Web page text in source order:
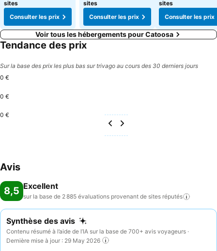
sites
Consulter les prix
sites
Consulter les prix
sites
Consulter les prix
Voir tous les hébergements pour Catoosa
Tendance des prix
Sur la base des prix les plus bas sur trivago au cours des 30 derniers jours
0 €
0 €
0 €
Avis
8,5 Excellent
sur la base de 2 885 évaluations provenant de sites réputés
Synthèse des avis
Contenu résumé à l’aide de l’IA sur la base de 700+ avis voyageurs ·
Dernière mise à jour : 29 May 2026